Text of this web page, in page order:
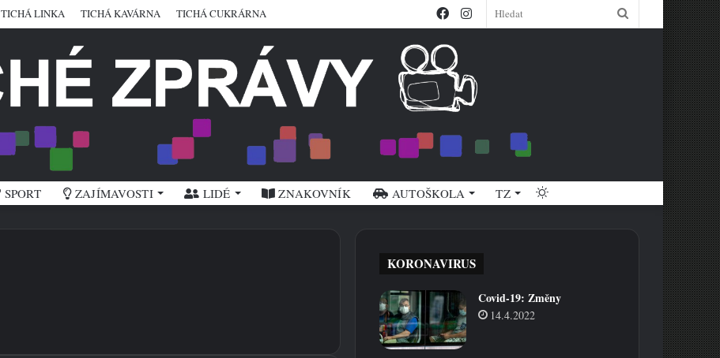
TICHÁ LINKA TICHÁ KAVÁRNA TICHÁ CUKRÁRNA Instagram
Facebook
SPORT ZAJÍMAVOSTI LIDÉ ZNAKOVNÍK AUTOŠKOLA TZ
KORONAVIRUS
Covid-19: Změny
14.4.2022